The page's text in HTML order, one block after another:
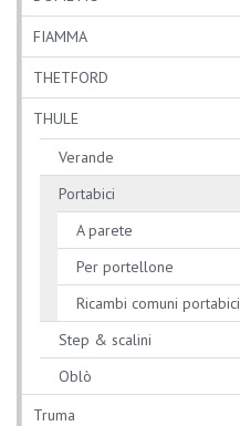
FIAMMA
THETFORD
THULE
Verande
Portabici
A parete
Per portellone
Ricambi comuni portabici
Step & scalini
Oblò
Truma